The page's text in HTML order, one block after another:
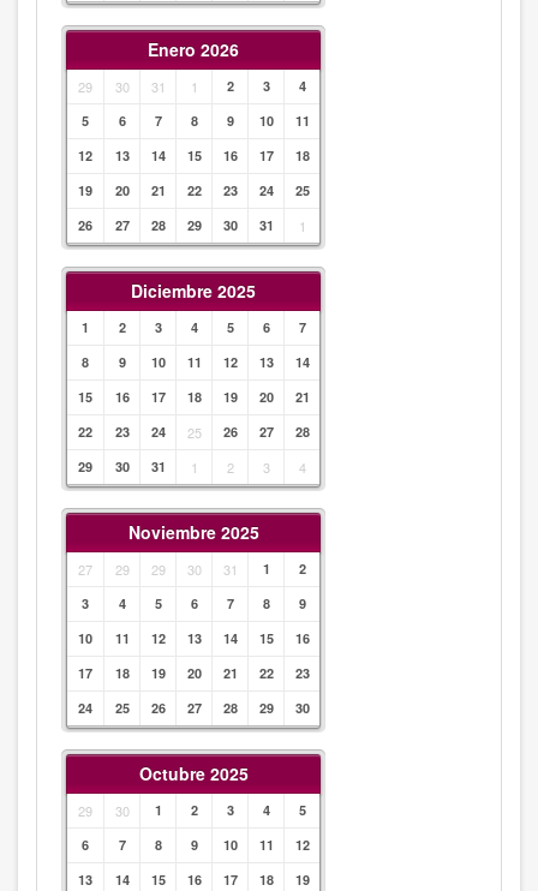
Enero 2026
29 30 31 1 2 3
4
5
6 7 8 9 10
11
12
13 14 15 16 17
18
19
20 21 22 23 24
25
26
27 28 29 30 31 1
Diciembre 2025
1 2 3 4 5 6
7
8
9 10 11 12 13
14
15
16 17 18 19 20
21
22
23 24 25 26 27
28
29
30 31 1 2 3 4
Noviembre 2025
27 29 29 30 31 1
2
3
4 5 6 7 8
9
10
11 12 13 14 15
16
17
18 19 20 21 22
23
24
25 26 27 28 29 30
Octubre 2025
29 30 1 2 3 4
5
6
7 8 9 10 11
12
13
14 15 16 17 18
19